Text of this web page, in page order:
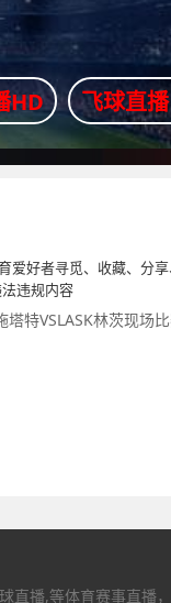
HD 飞球直播
好者寻觅、收藏、分
违规内容
特VSLASK林茨现场
播,等体育赛事直播，